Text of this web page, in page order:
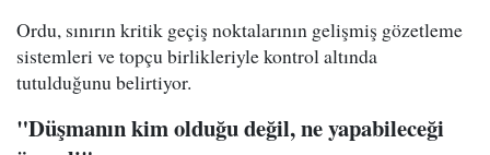
Ordu, sınırın kritik geçiş noktalarının gelişmiş gözetleme
sistemleri ve topçu birlikleriyle kontrol altında
tutulduğunu belirtiyor.
"Düşmanın kim olduğu değil, ne yapabileceği